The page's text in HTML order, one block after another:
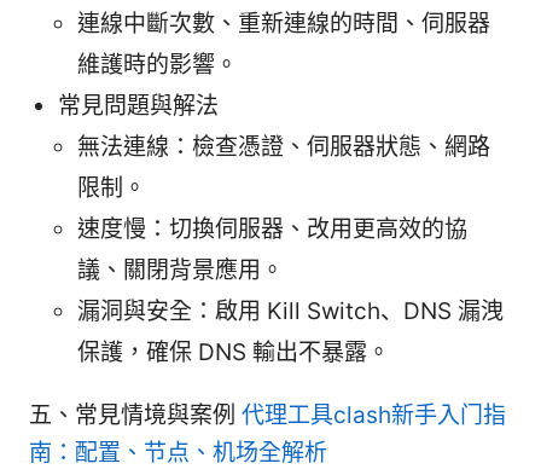
連線中斷次數、重新連線的時間、伺服器
維護時的影響。
常見問題與解法
無法連線：檢查憑證、伺服器狀態、網路
限制。
速度慢：切換伺服器、改用更高效的協
議、關閉背景應用。
漏洞與安全：啟用 Kill Switch、DNS 漏洩
保護，確保 DNS 輸出不暴露。
五、常見情境與案例 代理工具clash新手入门指
南：配置、节点、机场全解析